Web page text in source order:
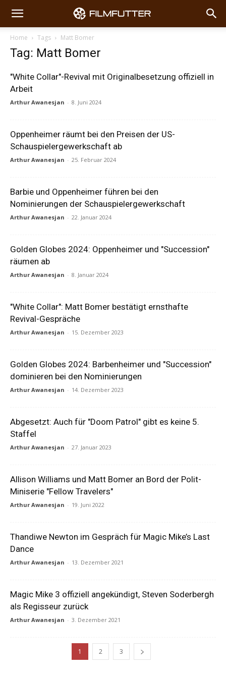
Home Tags Matt Bomer
Tag: Matt Bomer
"White Collar"-Revival mit Originalbesetzung offiziell in
Arbeit
Arthur Awanesjan - 8. Juni 2024
Oppenheimer räumt bei den Preisen der US-
Schauspielergewerkschaft ab
Arthur Awanesjan - 25. Februar 2024
Barbie und Oppenheimer führen bei den
Nominierungen der Schauspielergewerkschaft
Arthur Awanesjan - 22. Januar 2024
Golden Globes 2024: Oppenheimer und "Succession"
räumen ab
Arthur Awanesjan - 8. Januar 2024
"White Collar": Matt Bomer bestätigt ernsthafte
Revival-Gespräche
Arthur Awanesjan - 15. Dezember 2023
Golden Globes 2024: Barbenheimer und "Succession"
dominieren bei den Nominierungen
Arthur Awanesjan - 14. Dezember 2023
Abgesetzt: Auch für "Doom Patrol" gibt es keine 5.
Staffel
Arthur Awanesjan - 27. Januar 2023
Allison Williams und Matt Bomer an Bord der Polit-
Miniserie "Fellow Travelers"
Arthur Awanesjan - 19. Juni 2022
Thandiwe Newton im Gespräch für Magic Mike’s Last
Dance
Arthur Awanesjan - 13. Dezember 2021
Magic Mike 3 offiziell angekündigt, Steven Soderbergh
als Regisseur zurück
Arthur Awanesjan - 3. Dezember 2021
1 2 3